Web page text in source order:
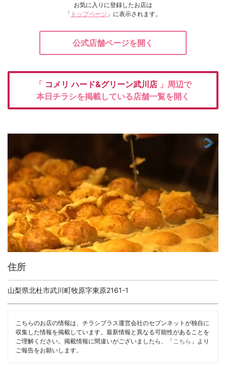
お気に入りに登録したお店は
「 トップページ 」に表示されます。
公式店舗ページを開く
「 コメリハード&グリーン武川店 」周辺で
本日チラシを掲載している店舗一覧を開く
住所
山梨県北杜市武川町牧原字東原2161-1
こちらのお店の情報は、チラシプラス運営会社のセブンネットが独自に
収集した情報を掲載しています。最新情報と異なる可能性があることを
ご理解ください。掲載情報に間違いがございましたら、「 こちら 」より
ご報告をお願いします。